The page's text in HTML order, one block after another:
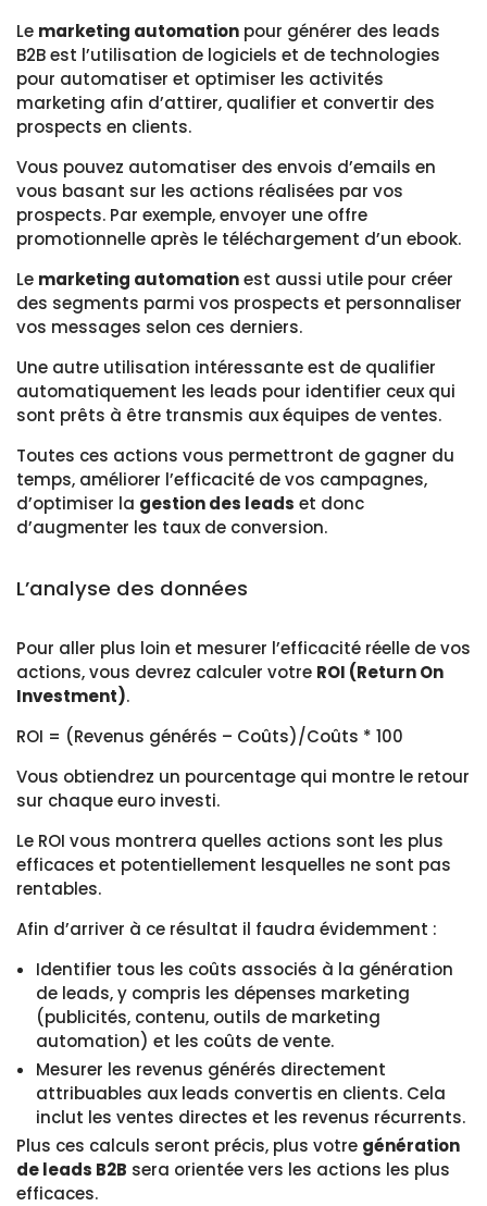
Le marketing automation pour générer des leads
B2B est l’utilisation de logiciels et de technologies
pour automatiser et optimiser les activités
marketing afin d’attirer, qualifier et convertir des
prospects en clients.
Vous pouvez automatiser des envois d’emails en
vous basant sur les actions réalisées par vos
prospects. Par exemple, envoyer une offre
promotionnelle après le téléchargement d’un ebook.
Le marketing automationest aussi utile pour créer
des segments parmi vos prospects et personnaliser
vos messages selon ces derniers.
Une autre utilisation intéressante est de qualifier
automatiquement les leads pour identifier ceux qui
sont prêts à être transmis aux équipes de ventes.
Toutes ces actions vous permettront de gagner du
temps, améliorer l’efficacité de vos campagnes,
d’optimiser la gestion des leads et donc
d’augmenter les taux de conversion.
L’analyse des données
Pour aller plus loin et mesurer l’efficacité réelle de vos
actions, vous devrez calculer votre ROI (Return On
Investment).
ROI = (Revenus générés – Coûts)/Coûts * 100
Vous obtiendrez un pourcentage qui montre le retour
sur chaque euro investi.
Le ROI vous montrera quelles actions sont les plus
efficaces et potentiellement lesquelles ne sont pas
rentables.
Afin d’arriver à ce résultat il faudra évidemment :
Identifier tous les coûts associés à la génération
de leads, y compris les dépenses marketing
(publicités, contenu, outils de marketing
automation) et les coûts de vente.
Mesurer les revenus générés directement
attribuables aux leads convertis en clients. Cela
inclut les ventes directes et les revenus récurrents.
Plus ces calculs seront précis, plus votre génération
de leads B2B sera orientée vers les actions les plus
efficaces.